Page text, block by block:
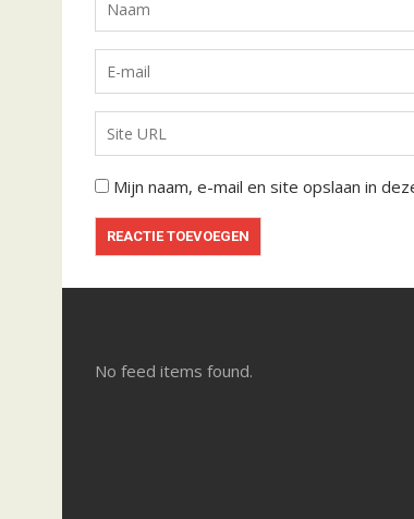
Mijn naam, e-mail en site opslaan in
No feed items found.